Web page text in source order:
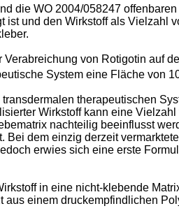
die WO 2004/058247
ist und den Wirkstoff als
von Rotigotin auf
System eine Fläche von
therapeutischen
Wirkstoff kann eine
nachteilig beeinflusst
Bei dem einzig derzeit
erwies sich eine erste
in eine nicht-klebende
einem druckempfindlichen